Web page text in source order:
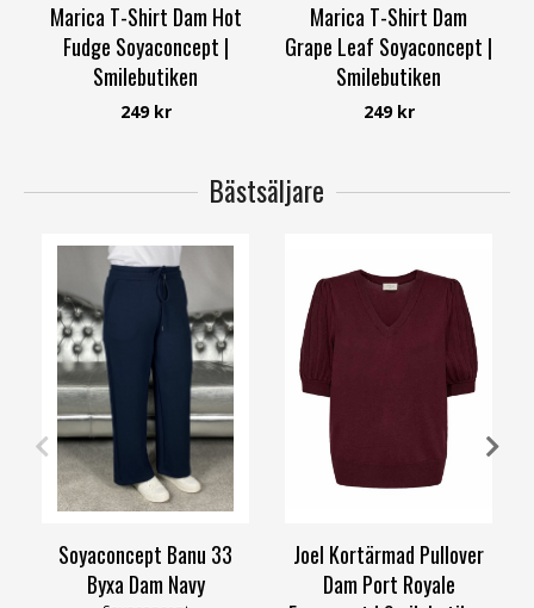
Marica T-Shirt Dam Hot
Fudge Soyaconcept |
Smilebutiken
Soyaconcept
249 kr
Marica T-Shirt Dam
Grape Leaf Soyaconcept |
Smilebutiken
Soyaconcept
249 kr
Bästsäljare
XS L XXL
Soyaconcept Banu 33
Byxa Dam Navy
Joel Kortärmad Pullover
Dam Port Royale